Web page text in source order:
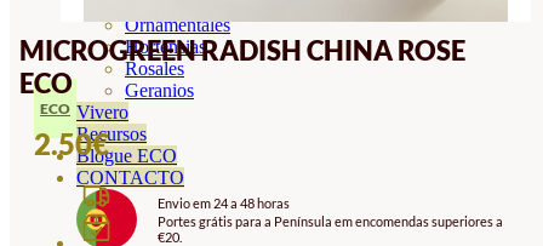
Ornamentales
Hortensias
Rosales
Geranios
Vivero
Recursos
Blogue ECO
CONTACTO
MICROGREEN RADISH CHINA ROSE
ECO
ECO
2.50€
Envio em 24 a 48 horas
Portes grátis para a Península em encomendas superiores a
€20.